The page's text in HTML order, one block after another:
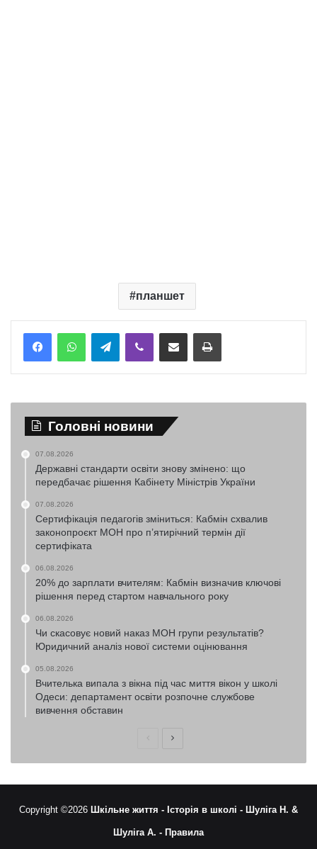
планшет
TelegramViber Надіслати електронною поштоюНадрукувати
Головні новини
07.08.2026
Державні стандарти освіти знову змінено: що
передбачає рішення Кабінету Міністрів України
07.08.2026
Сертифікація педагогів зміниться: Кабмін схвалив
законопроєкт МОН про п’ятирічний термін дії
сертифіката
06.08.2026
20% до зарплати вчителям: Кабмін визначив ключові
рішення перед стартом навчального року
06.08.2026
Чи скасовує новий наказ МОН групи результатів?
Юридичний аналіз нової системи оцінювання
05.08.2026
Вчителька випала з вікна під час миття вікон у школі
Одеси: департамент освіти розпочне службове
вивчення обставин
ПопередняНаступна
Copyright ©2026 Шкільне життя - Історія в школі - Шуліга Н. &
Шуліга А. - Правила